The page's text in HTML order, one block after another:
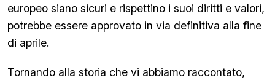
europeo siano sicuri e rispettino i suoi diritti e valori,
potrebbe essere approvato in via definitiva alla fine
di aprile.
Tornando alla storia che vi abbiamo raccontato,